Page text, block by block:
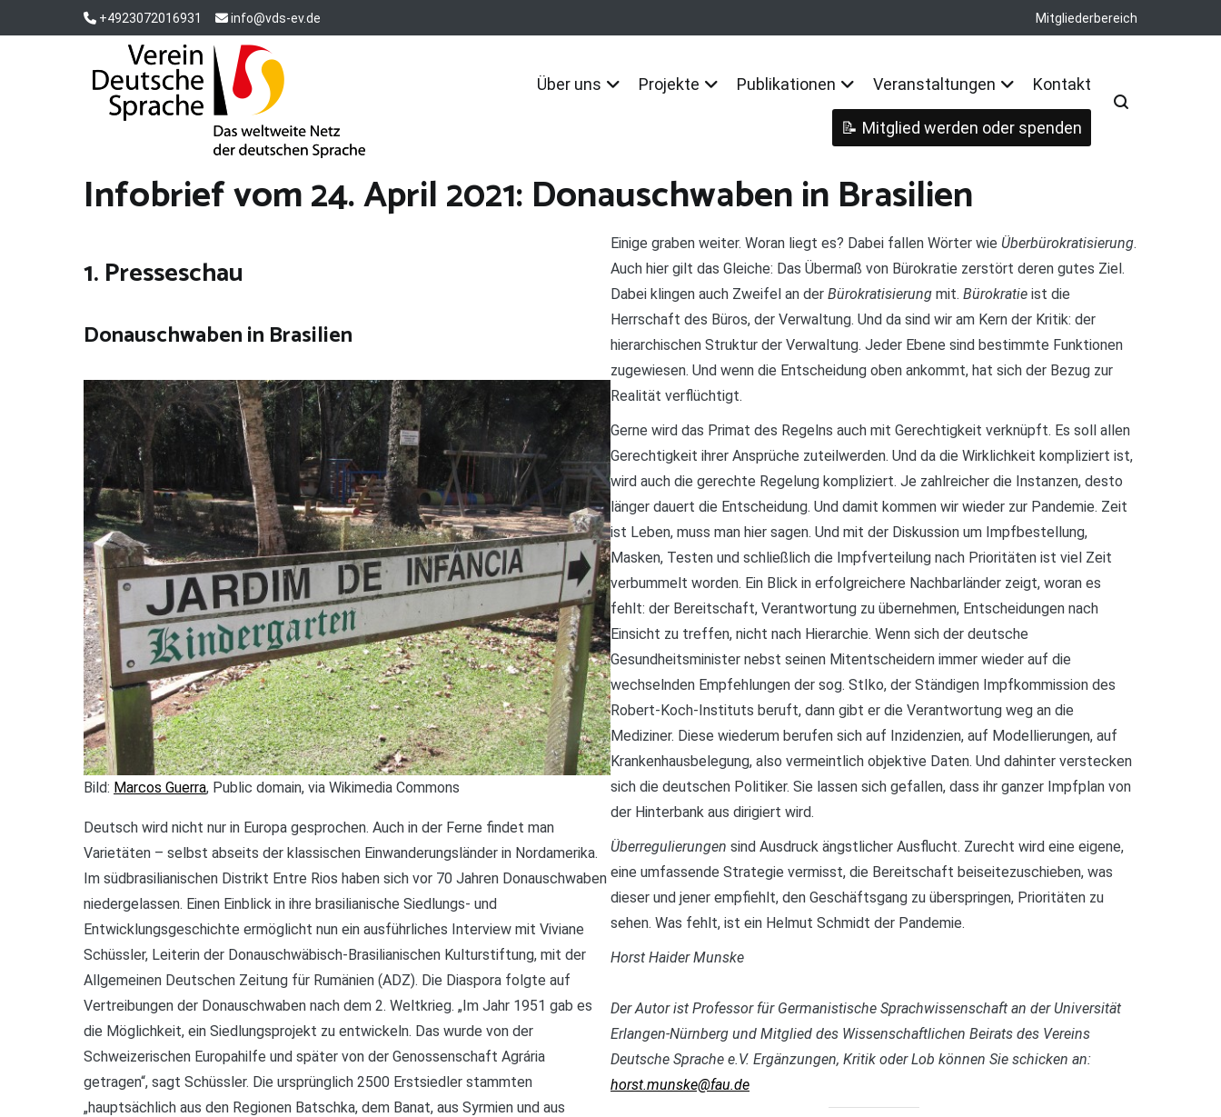
+4923072016931 info@vds-ev.de Mitgliederbereich
Verein Deutsche Sprache e. V.
Über uns Projekte Publikationen Veranstaltungen Kontakt
Mitglied werden oder spenden
Infobrief vom 24. April 2021: Donauschwaben in Brasilien
1. Presseschau
Donauschwaben in Brasilien
Bild: Marcos Guerra, Public domain, via Wikimedia Commons
Deutsch wird nicht nur in Europa gesprochen. Auch in der Ferne findet man
Varietäten – selbst abseits der klassischen Einwanderungsländer in Nordamerika.
Im südbrasilianischen Distrikt Entre Rios haben sich vor 70 Jahren Donauschwaben
niedergelassen. Einen Einblick in ihre brasilianische Siedlungs- und
Entwicklungsgeschichte ermöglicht nun ein ausführliches Interview mit Viviane
Schüssler, Leiterin der Donauschwäbisch-Brasilianischen Kulturstiftung, mit der
Allgemeinen Deutschen Zeitung für Rumänien (ADZ). Die Diaspora folgte auf
Vertreibungen der Donauschwaben nach dem 2. Weltkrieg. „Im Jahr 1951 gab es
die Möglichkeit, ein Siedlungsprojekt zu entwickeln. Das wurde von der
Schweizerischen Europahilfe und später von der Genossenschaft Agrária
getragen“, sagt Schüssler. Die ursprünglich 2500 Erstsiedler stammten
„hauptsächlich aus den Regionen Batschka, dem Banat, aus Syrmien und aus
Einige graben weiter. Woran liegt es? Dabei fallen Wörter wie Überbürokratisierung.
Auch hier gilt das Gleiche: Das Übermaß von Bürokratie zerstört deren gutes Ziel.
Dabei klingen auch Zweifel an der Bürokratisierung mit. Bürokratie ist die
Herrschaft des Büros, der Verwaltung. Und da sind wir am Kern der Kritik: der
hierarchischen Struktur der Verwaltung. Jeder Ebene sind bestimmte Funktionen
zugewiesen. Und wenn die Entscheidung oben ankommt, hat sich der Bezug zur
Realität verflüchtigt.
Gerne wird das Primat des Regelns auch mit Gerechtigkeit verknüpft. Es soll allen
Gerechtigkeit ihrer Ansprüche zuteilwerden. Und da die Wirklichkeit kompliziert ist,
wird auch die gerechte Regelung kompliziert. Je zahlreicher die Instanzen, desto
länger dauert die Entscheidung. Und damit kommen wir wieder zur Pandemie. Zeit
ist Leben, muss man hier sagen. Und mit der Diskussion um Impfbestellung,
Masken, Testen und schließlich die Impfverteilung nach Prioritäten ist viel Zeit
verbummelt worden. Ein Blick in erfolgreichere Nachbarländer zeigt, woran es
fehlt: der Bereitschaft, Verantwortung zu übernehmen, Entscheidungen nach
Einsicht zu treffen, nicht nach Hierarchie. Wenn sich der deutsche
Gesundheitsminister nebst seinen Mitentscheidern immer wieder auf die
wechselnden Empfehlungen der sog. StIko, der Ständigen Impfkommission des
Robert-Koch-Instituts beruft, dann gibt er die Verantwortung weg an die
Mediziner. Diese wiederum berufen sich auf Inzidenzien, auf Modellierungen, auf
Krankenhausbelegung, also vermeintlich objektive Daten. Und dahinter verstecken
sich die deutschen Politiker. Sie lassen sich gefallen, dass ihr ganzer Impfplan von
der Hinterbank aus dirigiert wird.
Überregulierungen sind Ausdruck ängstlicher Ausflucht. Zurecht wird eine eigene,
eine umfassende Strategie vermisst, die Bereitschaft beiseitezuschieben, was
dieser und jener empfiehlt, den Geschäftsgang zu überspringen, Prioritäten zu
sehen. Was fehlt, ist ein Helmut Schmidt der Pandemie.
Horst Haider Munske
Der Autor ist Professor für Germanistische Sprachwissenschaft an der Universität
Erlangen-Nürnberg und Mitglied des Wissenschaftlichen Beirats des Vereins
Deutsche Sprache e.V. Ergänzungen, Kritik oder Lob können Sie schicken an:
horst.munske@fau.de